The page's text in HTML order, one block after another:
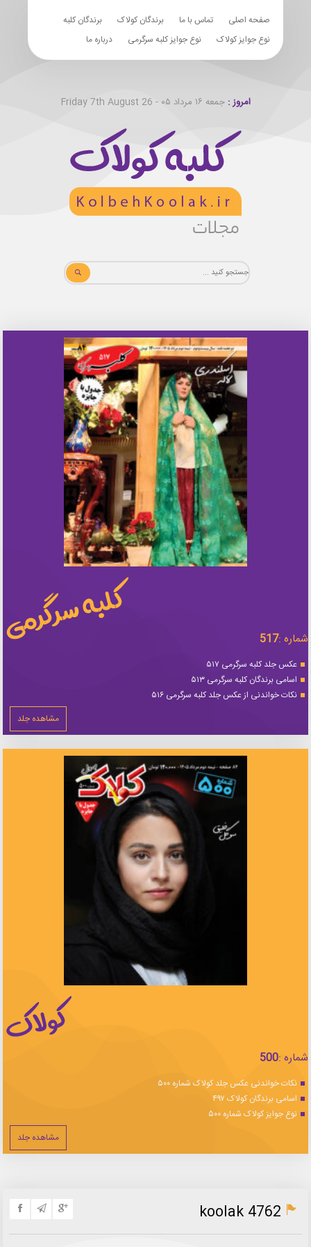
صفحه اصلی تماس با ما برندگان کولاک
برندگان کلبه
نوع جوایز کولاک
نوع جوایز کلبه سرگرمی درباره ما
امروز :جمعه ۱۶ مرداد ۰۵ - Friday 7th August 26
شماره :517
عکس جلد کلبه سرگرمی ۵۱۷
اسامی برندگان کلبه سرگرمی ۵۱۳
نکات خواندنی از عکس جلد کلبه سرگرمی ۵۱۶
مشاهده جلد
شماره :500
نکات خواندنی عکس جلد کولاک شماره ۵۰۰
اسامی برندگان کولاک ۴۹۷
نوع جوایز کولاک شماره ۵۰۰
مشاهده جلد
koolak 4762